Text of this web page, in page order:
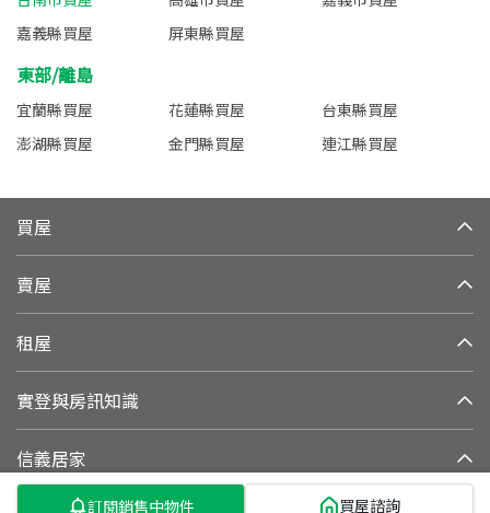
訂閱銷售中物件 買屋諮詢
嘉義縣買屋
屏東縣買屋
東部/離島
宜蘭縣買屋 花蓮縣買屋
台東縣買屋
澎湖縣買屋
金門縣買屋 連江縣買屋
買屋
賣屋
租屋
實登與房訊知識
信義居家